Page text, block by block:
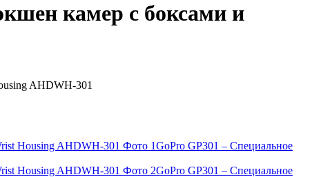
камер с боксами и
GoPro GP301 – Специальное
GoPro GP301 – Специальное